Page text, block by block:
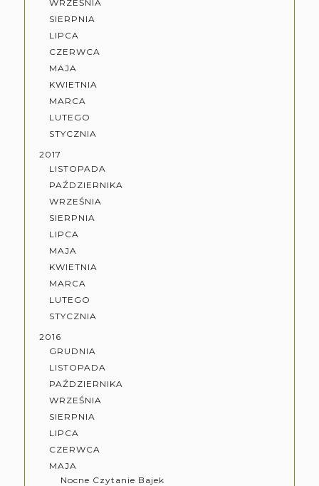
WRZEŚNIA
SIERPNIA
LIPCA
CZERWCA
MAJA
KWIETNIA
MARCA
LUTEGO
STYCZNIA
2017
LISTOPADA
PAŹDZIERNIKA
WRZEŚNIA
SIERPNIA
LIPCA
MAJA
KWIETNIA
MARCA
LUTEGO
STYCZNIA
2016
GRUDNIA
LISTOPADA
PAŹDZIERNIKA
WRZEŚNIA
SIERPNIA
LIPCA
CZERWCA
MAJA
Nocne Czytanie Bajek